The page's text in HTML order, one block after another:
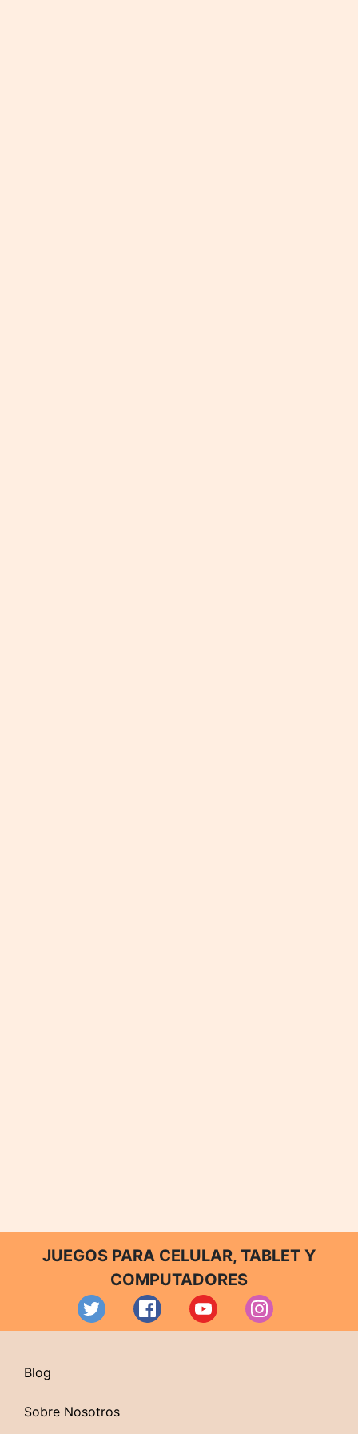
JUEGOS PARA CELULAR, TABLET Y
COMPUTADORES
Blog
Sobre Nosotros